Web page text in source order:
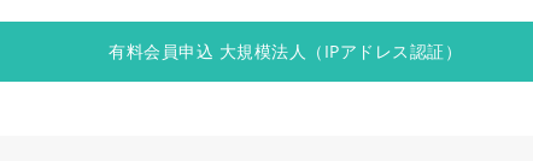
有料会員申込 大規模法人（IPアドレス認証）